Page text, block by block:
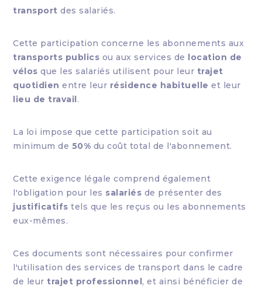
transport des salariés.
Cette participation concerne les abonnements aux
transports publics ou aux services de location de
vélos que les salariés utilisent pour leur trajet
quotidien entre leur résidence habituelle et leur
lieu de travail.
La loi impose que cette participation soit au
minimum de 50% du coût total de l'abonnement.
Cette exigence légale comprend également
l'obligation pour les salariés de présenter des
justificatifs tels que les reçus ou les abonnements
eux-mêmes.
Ces documents sont nécessaires pour confirmer
l'utilisation des services de transport dans le cadre
de leur trajet professionnel, et ainsi bénéficier de